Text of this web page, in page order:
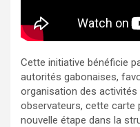
Cette initiative bénéficie
autorités gabonaises,
organisation des activités
observateurs, cette carte
nouvelle étape dans la